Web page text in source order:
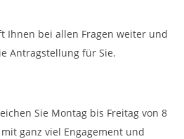
Ihnen bei allen Fragen weiter und
Antragstellung für Sie.
Sie Montag bis Freitag von 8
ganz viel Engagement und